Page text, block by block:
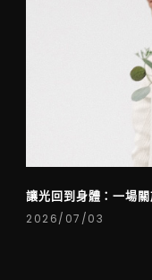
讓光回到身體：一場
Body Remembers
2026/07/03